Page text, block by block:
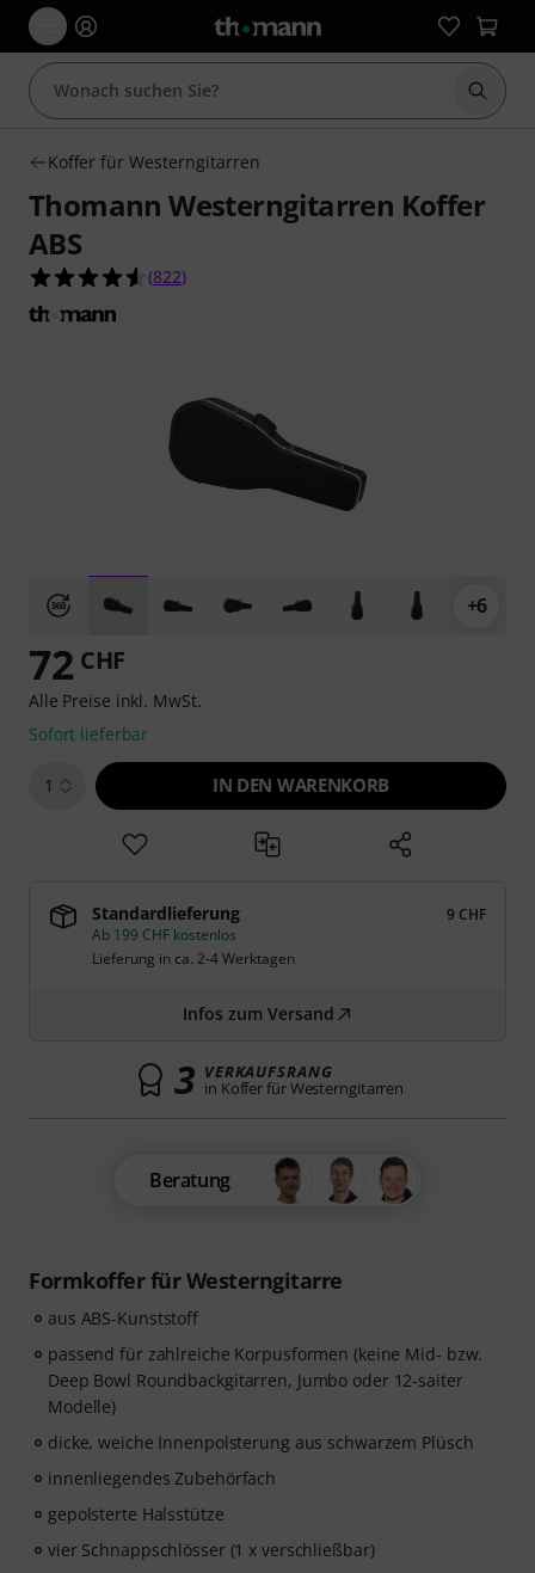
Suche
Koffer für Westerngitarren
Thomann Westerngitarren Koffer
ABS
4.6 von 5 Sternen aus 822 Kundenbewertungen
(822)
+6
Formkoffer für Westerngitarre
aus ABS-Kunststoff
passend für zahlreiche Korpusformen (keine Mid- bzw.
Deep Bowl Roundbackgitarren, Jumbo oder 12-saiter
Modelle)
dicke, weiche Innenpolsterung aus schwarzem Plüsch
innenliegendes Zubehörfach
gepolsterte Halsstütze
vier Schnappschlösser (1 x verschließbar)
72 CHF
Alle Preise inkl. MwSt.
Sofort lieferbar
1 IN DEN WARENKORB
Standardlieferung
9 CHF
Ab 199 CHF kostenlos
Lieferung in ca. 2-4 Werktagen
Infos zum Versand
3 VERKAUFSRANG
in Koffer für Westerngitarren
Beratung